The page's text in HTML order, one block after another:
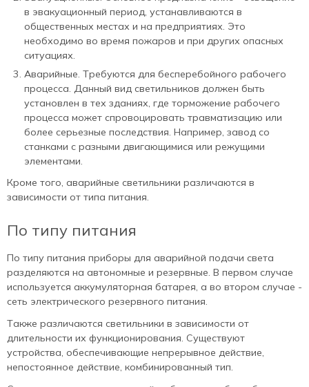
в эвакуационный период, устанавливаются в
общественных местах и на предприятиях. Это
необходимо во время пожаров и при других опасных
ситуациях.
Аварийные. Требуются для бесперебойного рабочего
процесса. Данный вид светильников должен быть
установлен в тех зданиях, где торможение рабочего
процесса может спровоцировать травматизацию или
более серьезные последствия. Например, завод со
станками с разными двигающимися или режущими
элементами.
Кроме того, аварийные светильники различаются в
зависимости от типа питания.
По типу питания
По типу питания приборы для аварийной подачи света
разделяются на автономные и резервные. В первом случае
используется аккумуляторная батарея, а во втором случае -
сеть электрического резервного питания.
Также различаются светильники в зависимости от
длительности их функционирования. Существуют
устройства, обеспечивающие непрерывное действие,
непостоянное действие, комбинированный тип.